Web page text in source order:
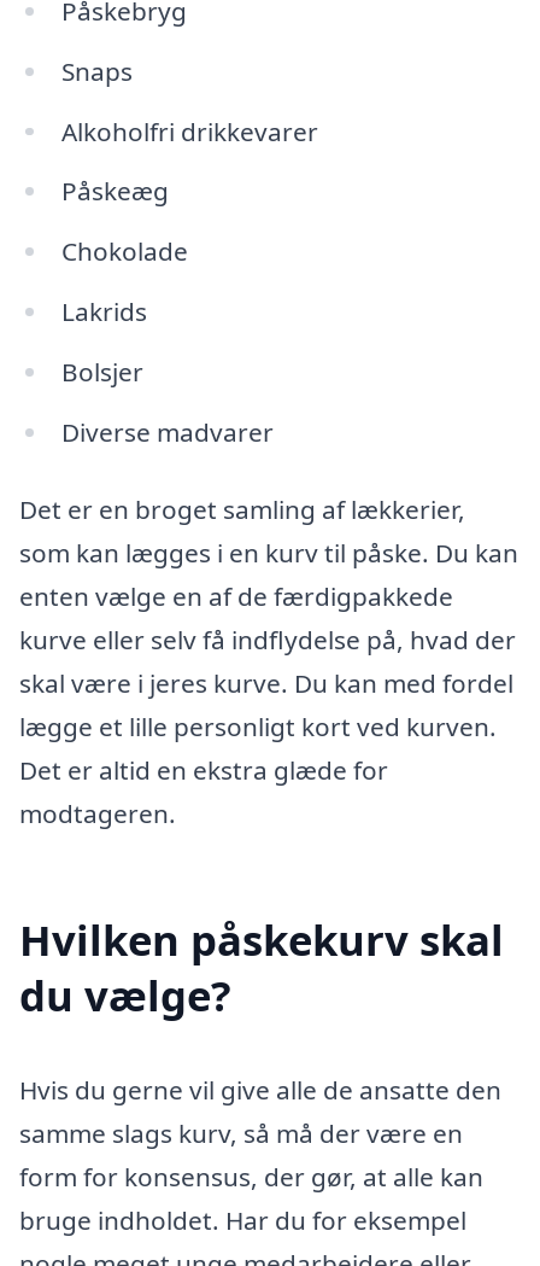
Påskebryg
Snaps
Alkoholfri drikkevarer
Påskeæg
Chokolade
Lakrids
Bolsjer
Diverse madvarer
Det er en broget samling af lækkerier,
som kan lægges i en kurv til påske. Du kan
enten vælge en af de færdigpakkede
kurve eller selv få indflydelse på, hvad der
skal være i jeres kurve. Du kan med fordel
lægge et lille personligt kort ved kurven.
Det er altid en ekstra glæde for
modtageren.
Hvilken påskekurv skal
du vælge?
Hvis du gerne vil give alle de ansatte den
samme slags kurv, så må der være en
form for konsensus, der gør, at alle kan
bruge indholdet. Har du for eksempel